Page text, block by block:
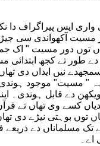
ایس پیراگراف دا
مسیت آکھواندی سی
توں دور مسیت " اک
طور تے کجھ ابتدائی
نیں ایداں دی
" مسیت" موجود
دے قابل ہوندی۔
توں بوہتی نیڑے دی
تک مسلماناں دے ذریعے